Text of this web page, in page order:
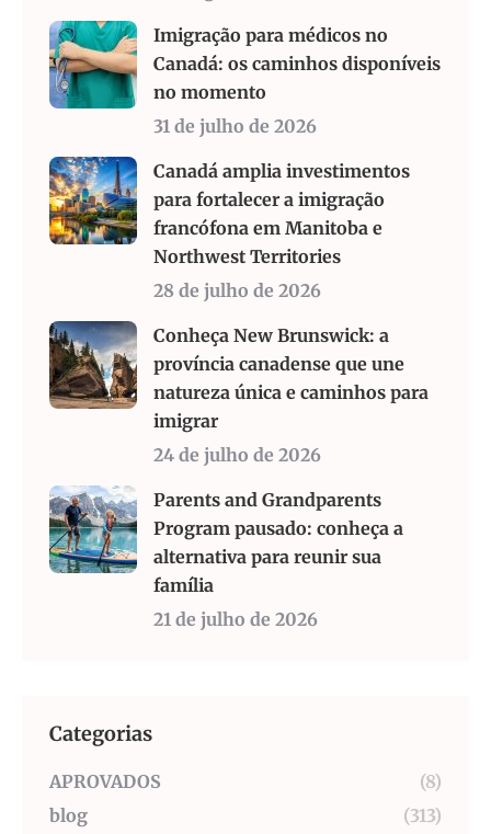
Imigração para médicos no
Canadá: os caminhos disponíveis
no momento
31 de julho de 2026
Canadá amplia investimentos
para fortalecer a imigração
francófona em Manitoba e
Northwest Territories
28 de julho de 2026
Conheça New Brunswick: a
província canadense que une
natureza única e caminhos para
imigrar
24 de julho de 2026
Parents and Grandparents
Program pausado: conheça a
alternativa para reunir sua
família
21 de julho de 2026
Categorias
APROVADOS
(8)
blog
(313)